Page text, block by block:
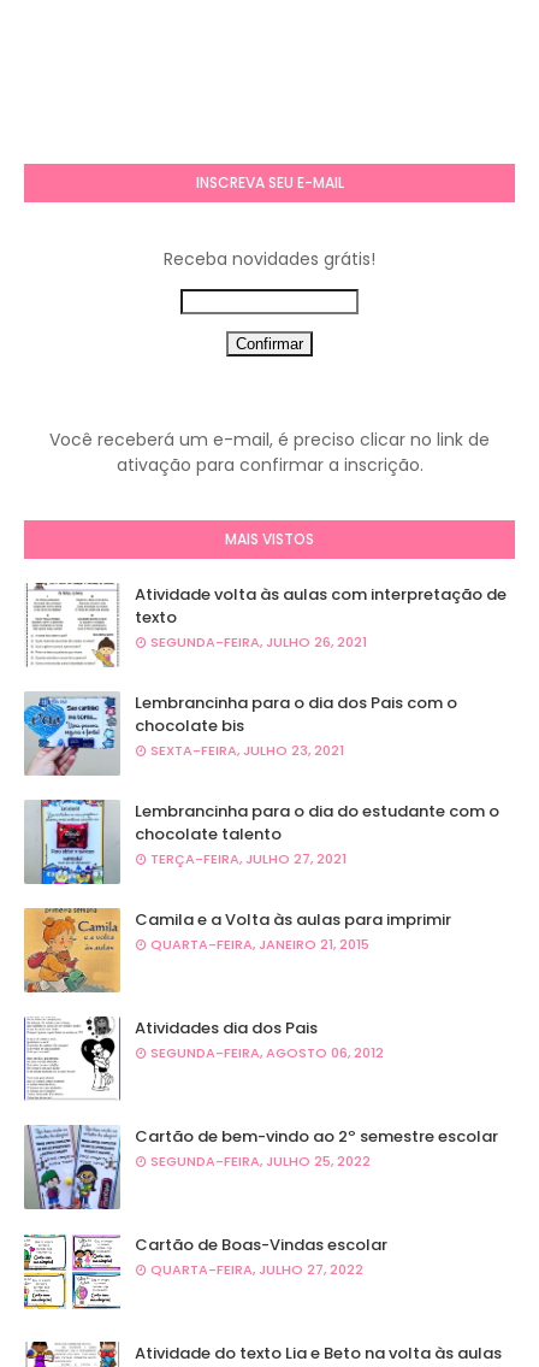
INSCREVA SEU E-MAIL
Receba novidades grátis!
Você receberá um e-mail, é preciso clicar no link de
ativação para confirmar a inscrição.
MAIS VISTOS
Atividade volta às aulas com interpretação de
texto
SEGUNDA-FEIRA, JULHO 26, 2021
Lembrancinha para o dia dos Pais com o
chocolate bis
SEXTA-FEIRA, JULHO 23, 2021
Lembrancinha para o dia do estudante com o
chocolate talento
TERÇA-FEIRA, JULHO 27, 2021
Camila e a Volta às aulas para imprimir
QUARTA-FEIRA, JANEIRO 21, 2015
Atividades dia dos Pais
SEGUNDA-FEIRA, AGOSTO 06, 2012
Cartão de bem-vindo ao 2º semestre escolar
SEGUNDA-FEIRA, JULHO 25, 2022
Cartão de Boas-Vindas escolar
QUARTA-FEIRA, JULHO 27, 2022
Atividade do texto Lia e Beto na volta às aulas